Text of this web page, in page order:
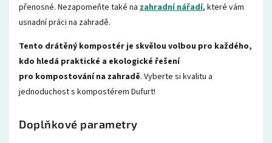
přenosné. Nezapomeňte také na zahradní nářadí, které vám
usnadní práci na zahradě.
Tento drátěný kompostér je skvělou volbou pro každého,
kdo hledá praktické a ekologické řešení
pro kompostování na zahradě. Vyberte si kvalitu a
jednoduchost s kompostérem Dufurt!
Doplňkové parametry